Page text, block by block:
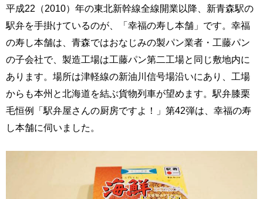
平成22（2010）年の東北新幹線全線開業以降、新青森駅の
駅弁を手掛けているのが、「幸福の寿し本舗」です。幸福
の寿し本舗は、青森ではおなじみの製パン業者・工藤パン
の子会社で、製造工場は工藤パン第二工場と同じ敷地内に
あります。場所は津軽線の新油川信号場沿いにあり、工場
からも本州と北海道を結ぶ貨物列車が望めます。駅弁膝栗
毛恒例「駅弁屋さんの厨房ですよ！」第42弾は、幸福の寿
し本舗に伺いました。